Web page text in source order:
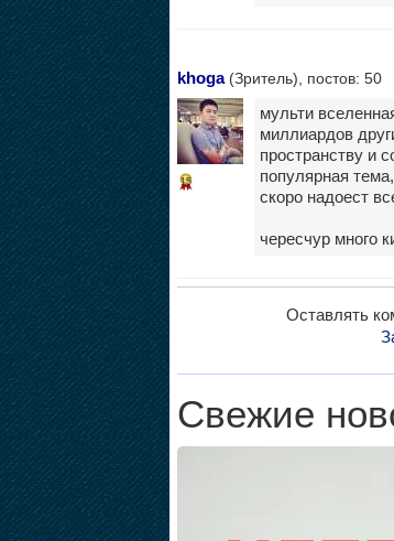
khoga(Зритель), постов: 50
15
мульти
миллиардов
пространству и
популярная
скоро надоест
чересчур много
Оставлять
Свежие